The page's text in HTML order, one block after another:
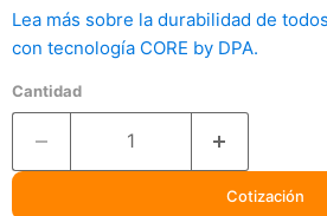
Lea más sobre la durabilidad de
con tecnología CORE by DPA.
Cantidad
Cotización